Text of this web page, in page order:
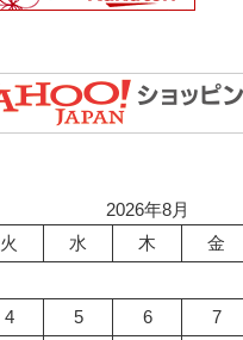
2026年8月
火 水 木 金
4 5 6 7